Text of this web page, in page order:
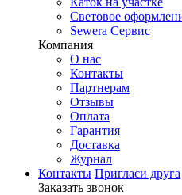
Световое
Sewera Сервис
Компания
О нас
Контакты
Партнерам
Отзывы
Оплата
Гарантия
Доставка
Журнал
Контакты Пригласи друга
Заказать звонок